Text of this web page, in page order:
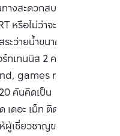
งสะดวกสบายสู่รถไฟฟ้า
รือไม่ว่าจะเป็นทางด่วน
ว่ายน้ำขนาด 50 เมตร
เทนนิส 2 คอร์ท, ห้อง
games room, ห้อง
นคิดเป็น 194% ไม่รวม
อะ เม็ท ติดต่อหาเรา
ชี่ยวชาญของเราได้